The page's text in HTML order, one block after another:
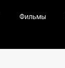
Фильмы